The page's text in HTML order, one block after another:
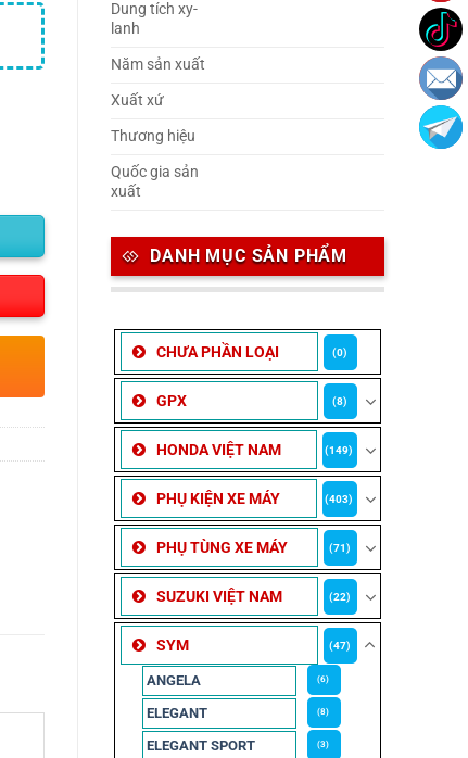
Dung tích xy-
lanh
Năm sản xuất
Xuất xứ
Thương hiệu
Quốc gia sản
xuất
DANH MỤC SẢN PHẨM
CHƯA PHẦN LOẠI (0)
GPX (8)
HONDA VIỆT NAM (149)
PHỤ KIỆN XE MÁY (403)
PHỤ TÙNG XE MÁY (71)
SUZUKI VIỆT NAM (22)
SYM (47)
ANGELA (6)
ELEGANT (8)
ELEGANT SPORT (3)